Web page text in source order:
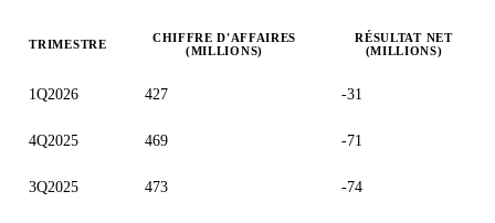
TRIMESTRE
CHIFFRE D'AFFAIRES
(MILLIONS)
RÉSULTAT NET
(MILLIONS)
1Q2026 427 -31
4Q2025 469 -71
3Q2025 473 -74